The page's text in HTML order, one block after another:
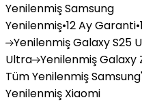
Yenilenmiş Samsung
Yenilenmiş•12 Ay Garanti•
YenilenmişGalaxy S25
Ultra YenilenmişGalaxy
Tüm Yenilenmiş
Yenilenmiş Xiaomi